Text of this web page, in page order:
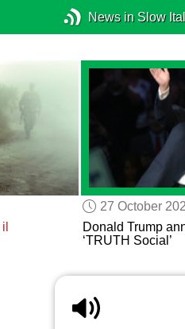
News in Slow
il
27 October
Donald Trump
‘TRUTH Social’